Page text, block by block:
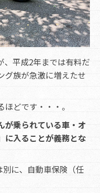
、平成2年までは有料だ
グ族が急激に増えたせ
どです・・・。
が乗られている車・オ
に入ることが義務とな
に、自動車保険（任